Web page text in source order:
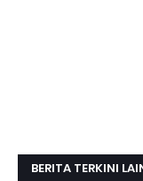
BERITA TERKINI